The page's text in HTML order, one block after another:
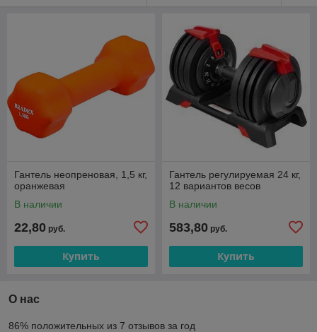
Гантель неопреновая, 1,5 кг,
оранжевая
В наличии
22,80 руб.
Купить
Гантель регулируемая 24 кг,
12 вариантов весов
В наличии
583,80 руб.
Купить
О нас
86% положительных из 7 отзывов за год